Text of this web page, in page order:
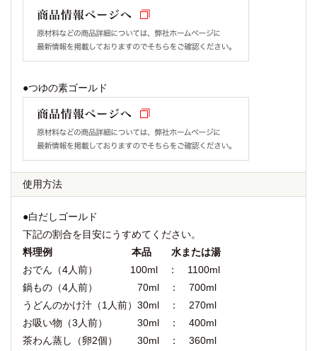
●つゆの素ゴールド
使用方法
●白だしゴールド
下記の割合を目安にうすめてください。
料理例 本品 水または湯
おでん（4人前） 100ml ： 1100ml
鍋もの（4人前） 70ml ： 700ml
うどんのかけ汁（1人前）30ml ： 270ml
お吸い物（3人前） 30ml ： 400ml
茶わん蒸し（卵2個） 30ml ： 360ml